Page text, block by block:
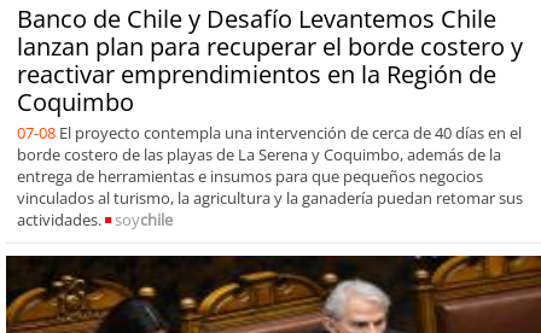
Banco de Chile y Desafío Levantemos Chile
lanzan plan para recuperar el borde costero y
reactivar emprendimientos en la Región de
Coquimbo
07-08 El proyecto contempla una intervención de cerca de 40 días en el
borde costero de las playas de La Serena y Coquimbo, además de la
entrega de herramientas e insumos para que pequeños negocios
vinculados al turismo, la agricultura y la ganadería puedan retomar sus
actividades.
soychile